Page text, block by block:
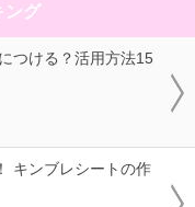
ング
つける？活用方法15
キンブレシートの作